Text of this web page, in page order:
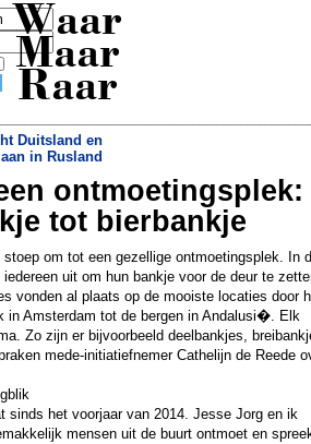
Waar
Maar
Raar
Duitsland en
in Rusland
Orgasmes na injecties zijn echt
fantastisch »
ontmoetingsplek:
tot bierbankje
om tot een gezellige ontmoetingsplek. In
uit om hun bankje voor de deur te
vonden al plaats op de mooiste locaties door
in Amsterdam tot de bergen in Andalusi�. Elk
Zo zijn er bijvoorbeeld deelbankjes,
mede-initiatiefnemer Cathelijn de Reede
het voorjaar van 2014. Jesse Jorg en ik
mensen uit de buurt ontmoet en